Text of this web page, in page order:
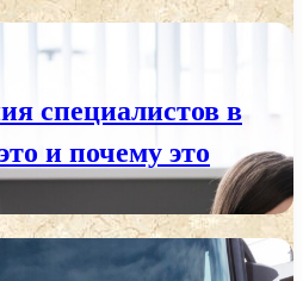
специалистов в
и почему это